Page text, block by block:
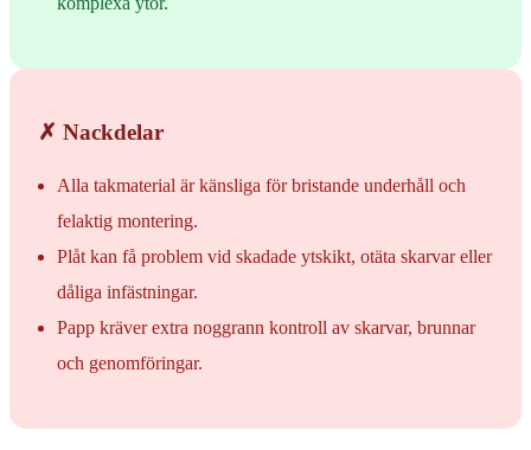
✗ Nackdelar
Alla takmaterial är känsliga för bristande underhåll och
felaktig montering.
Plåt kan få problem vid skadade ytskikt, otäta skarvar eller
dåliga infästningar.
Papp kräver extra noggrann kontroll av skarvar, brunnar
och genomföringar.